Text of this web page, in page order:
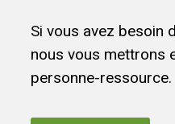
Si vous avez besoin
nous vous mettrons
personne-ressource.